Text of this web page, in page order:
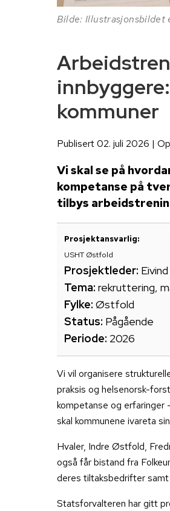
Bilde: Illustrasjonsbildet
kommuner
Publisert 02. juli 2026 |
Vi skal se på
kompetanse på
tilbys
Prosjektansvarlig:
USHT Østfold
Prosjektleder:
Tema: rekruttering,
Fylke: Østfold
Status: Pågående
Periode: 2026
Vi vil organisere
praksis og helsenorsk-
kompetanse og erfaringer
skal kommunene ivareta
Hvaler, Indre Østfold,
også får bistand fra
deres tiltaksbedrifter samt
Statsforvalteren har gitt